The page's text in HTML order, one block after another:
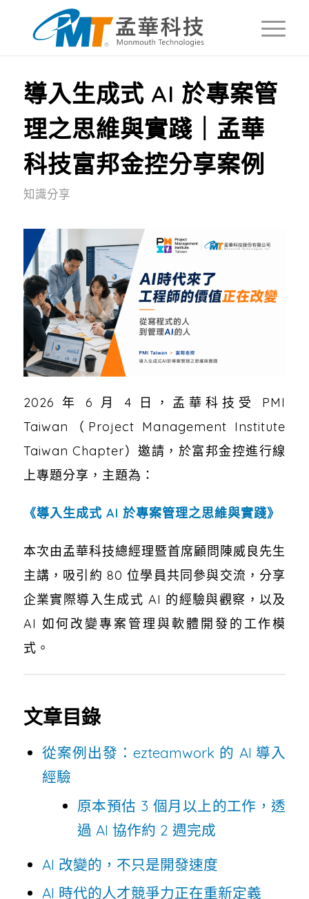
導入生成式 AI 於專案管
理之思維與實踐｜孟華
科技富邦金控分享案例
知識分享
2026 年 6 月 4 日，孟華科技受 PMI
Taiwan（Project Management Institute
Taiwan Chapter）邀請，於富邦金控進行線
上專題分享，主題為：
《導入生成式 AI 於專案管理之思維與實踐》
本次由孟華科技總經理暨首席顧問陳威良先生
主講，吸引約 80 位學員共同參與交流，分享
企業實際導入生成式 AI 的經驗與觀察，以及
AI 如何改變專案管理與軟體開發的工作模
式。
文章目錄
從案例出發：ezteamwork 的 AI 導入
經驗
原本預估 3 個月以上的工作，透
過 AI 協作約 2 週完成
AI 改變的，不只是開發速度
AI 時代的人才競爭力正在重新定義